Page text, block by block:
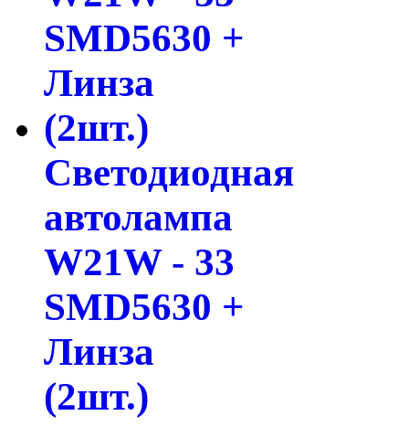
Светодиодная
автолампа
W21W - 33
SMD5630 +
Линза
(2шт.)